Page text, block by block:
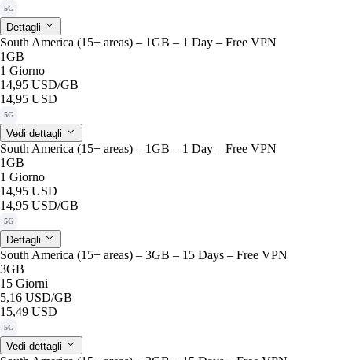
5G
Dettagli
South America (15+ areas) – 1GB – 1 Day – Free VPN
1GB
1 Giorno
14,95 USD/GB
14,95 USD
5G
Vedi dettagli
South America (15+ areas) – 1GB – 1 Day – Free VPN
1GB
1 Giorno
14,95 USD
14,95 USD/GB
5G
Dettagli
South America (15+ areas) – 3GB – 15 Days – Free VPN
3GB
15 Giorni
5,16 USD/GB
15,49 USD
5G
Vedi dettagli